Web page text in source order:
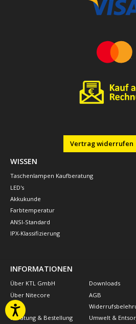
Vertrag widerrufen
WISSEN
Taschenlampen Kaufberatung
LED's
Akkukunde
Farbtemperatur
ANSI-Standard
IPX-Klassifizierung
INFORMATIONEN
Über KTL GmbH
Über Nitecore
FAQ
Beratung & Bestellung
Downloads
AGB
Umwelt &